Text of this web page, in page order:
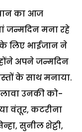
का आज
जन्मदिन मना रहे
लिए भाईजान ने
अपने जन्मदिन
के साथ मनाया.
उनकी को-
वंतूर, कटरीना
सुनील शेट्टी,